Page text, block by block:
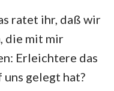
ratet ihr, daß wir
die mit mir
Erleichtere das
uns gelegt hat?